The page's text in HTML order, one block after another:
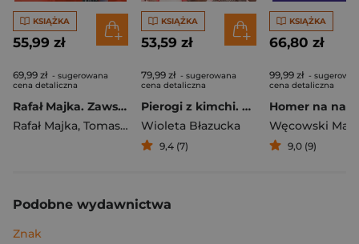
KSIĄŻKA
55,99 zł
69,99 zł - sugerowana
cena detaliczna
Rafał Majka. Zawsze z przodu. Rozmawia Tomasz Kalemba - książka z autografem
Rafał Majka, Tomasz Kalemba
KSIĄŻKA
53,59 zł
79,99 zł - sugerowana
cena detaliczna
Pierogi z kimchi. Moje ulubione azjatyckie przepisy
Wioleta Błazucka
9,4 (7)
KSIĄŻKA
66,80 zł
99,99 zł -
cena detaliczna
Węcowski
9,0 (9)
Podobne wydawnictwa
Znak